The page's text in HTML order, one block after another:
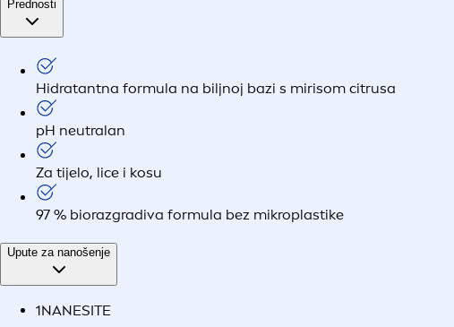
Prednosti
Hidratantna formula na biljnoj bazi s mirisom citrusa
pH neutralan
Za tijelo, lice i kosu
97 % biorazgradiva formula bez mikroplastike
Upute za nanošenje
1NANESITE